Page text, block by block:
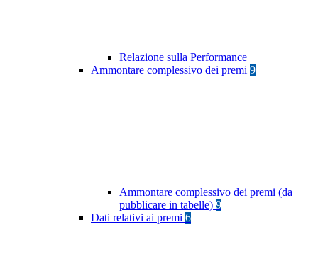
Relazione sulla Performance
Ammontare complessivo dei premi 9
Ammontare complessivo dei premi (da
pubblicare in tabelle) 9
Dati relativi ai premi 6